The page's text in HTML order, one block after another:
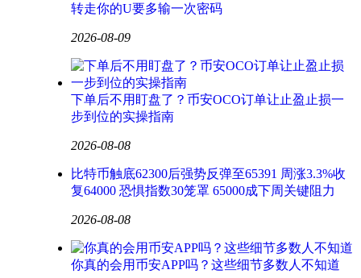
转走你的U要多输一次密码
2026-08-09
下单后不用盯盘了？币安OCO订单让止盈止损一
步到位的实操指南
2026-08-08
比特币触底62300后强势反弹至65391 周涨3.3%收
复64000 恐惧指数30笼罩 65000成下周关键阻力
2026-08-08
你真的会用币安APP吗？这些细节多数人不知道